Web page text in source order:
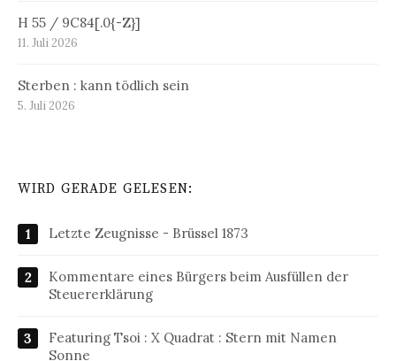
H 55 / 9C84[.0{-Z}]
11. Juli 2026
Sterben : kann tödlich sein
5. Juli 2026
WIRD GERADE GELESEN:
Letzte Zeugnisse - Brüssel 1873
Kommentare eines Bürgers beim Ausfüllen der
Steuererklärung
Featuring Tsoi : X Quadrat : Stern mit Namen
Sonne